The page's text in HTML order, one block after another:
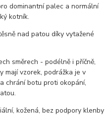
dominantní palec a normální
kotník.
nad patou díky vytažené
směrech - podélně i příčně,
mají vzorek, podrážka je v
chrání botu proti okopání,
kožená, bez podpory klenby